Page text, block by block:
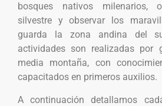
bosques nativos milenarios,
silvestre y observar los
guarda la zona andina del
actividades son realizadas por
media montaña, con
capacitados en primeros auxilios.
A continuación detallamos